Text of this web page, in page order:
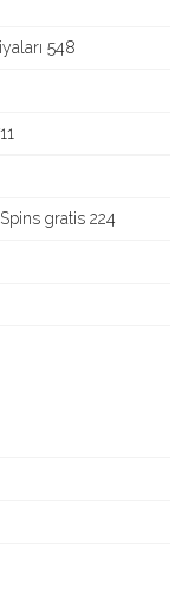
548
gratis 224